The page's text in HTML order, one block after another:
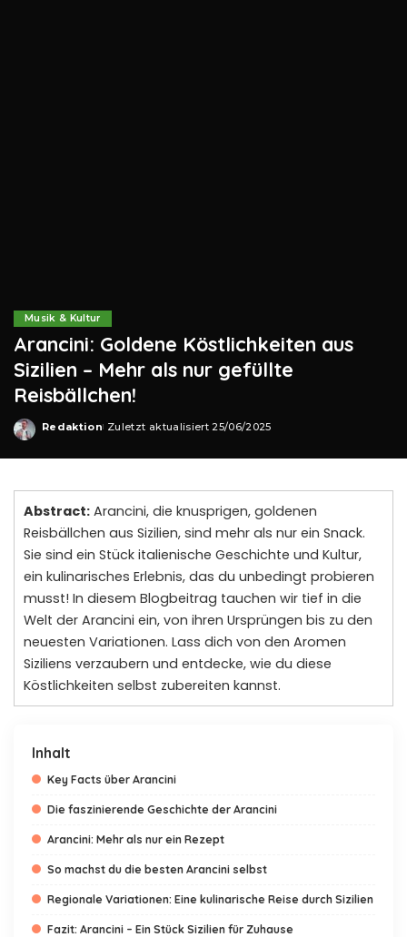
Musik & Kultur
Arancini: Goldene Köstlichkeiten aus
Sizilien – Mehr als nur gefüllte
Reisbällchen!
Posted
Redaktion Zuletzt aktualisiert 25/06/2025
Abstract: Arancini, die knusprigen, goldenen
Reisbällchen aus Sizilien, sind mehr als nur ein Snack.
Sie sind ein Stück italienische Geschichte und Kultur,
ein kulinarisches Erlebnis, das du unbedingt probieren
musst! In diesem Blogbeitrag tauchen wir tief in die
Welt der Arancini ein, von ihren Ursprüngen bis zu den
neuesten Variationen. Lass dich von den Aromen
Siziliens verzaubern und entdecke, wie du diese
Köstlichkeiten selbst zubereiten kannst.
Inhalt
Key Facts über Arancini
Die faszinierende Geschichte der Arancini
Arancini: Mehr als nur ein Rezept
So machst du die besten Arancini selbst
Regionale Variationen: Eine kulinarische Reise durch Sizilien
Fazit: Arancini – Ein Stück Sizilien für Zuhause